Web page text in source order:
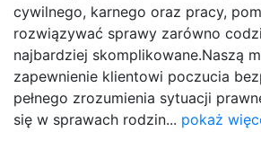
cywilnego, karnego oraz pracy,
rozwiązywać sprawy zarówno
najbardziej skomplikowane.Naszą
zapewnienie klientowi poczucia
pełnego zrozumienia sytuacji
się w sprawach rodzin... pokaż